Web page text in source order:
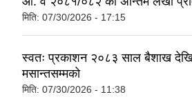
मिति: 07/30/2026 - 17:15
स्वतः प्रकाशन २०८३ साल बैशाख
मसान्तसम्मको
मिति: 07/30/2026 - 11:38